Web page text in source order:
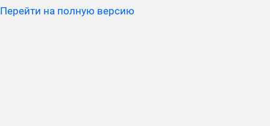
Перейти на полную версию